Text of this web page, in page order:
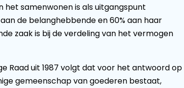
samenwonen is als uitgangspunt
de belanghebbende en 60% aan haar
zaak is bij de verdeling van het vermogen
Raad uit 1987 volgt dat voor het antwoord op
gemeenschap van goederen bestaat,